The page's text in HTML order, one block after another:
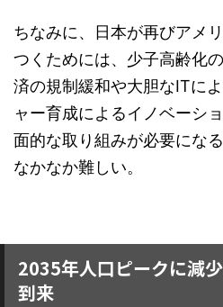
ちなみに、日本が再びアメ
つくためには、少子高齢化
済の規制緩和や大胆なITに
ャー育成によるイノベーシ
面的な取り組みが必要にな
なかなか難しい。
2035年人口ピークに減
到来